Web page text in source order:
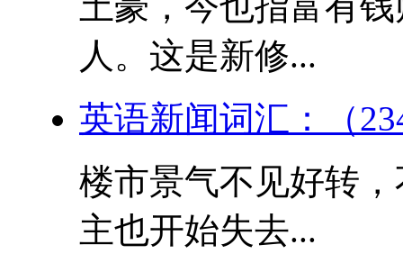
人。这是新修...
英语新闻词汇：（
楼市景气不见好转
主也开始失去...